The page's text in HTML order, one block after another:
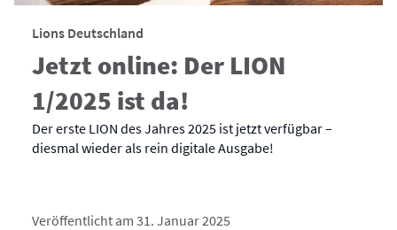
Lions Deutschland
Jetzt online: Der LION
1/2025 ist da!
Der erste LION des Jahres 2025 ist jetzt verfügbar –
diesmal wieder als rein digitale Ausgabe!
Veröffentlicht am 31. Januar 2025